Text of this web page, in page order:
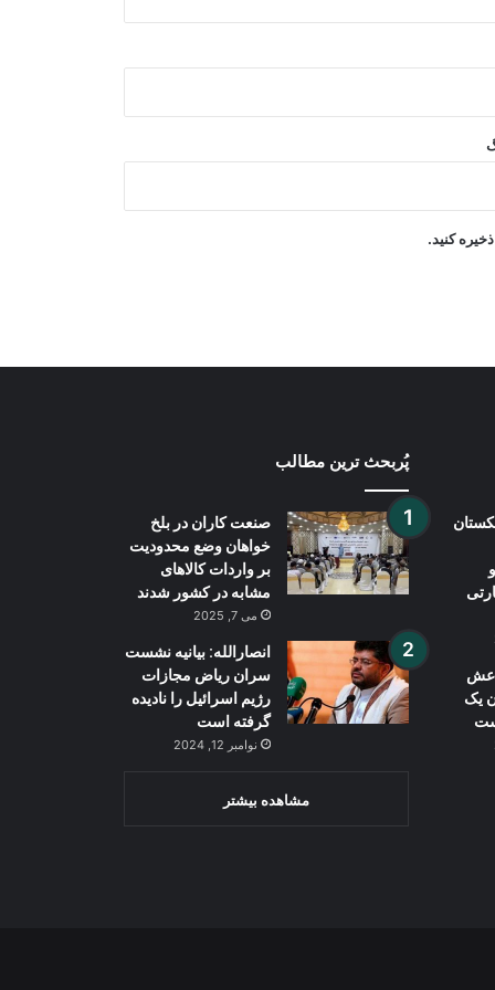
کمک تجهیزات طبی به ارزش ۵۰۰ هزار
کنید.
یک
پُربحث ترین مطالب
صنعت کاران در بلخ
خواهان وضع محدودیت
بر واردات کالاهای
مشابه در کشور شدند
می 7, 2025
انصارالله: بیانیه نشست
سران ریاض مجازات
رژیم اسرائیل را نادیده
گرفته است
نوامبر 12, 2024
مشاهده بیشتر